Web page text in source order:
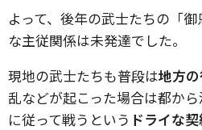
よって、後年の武士たちの「
な主従関係は未発達でした。
現地の武士たちも普段は地方
乱などが起こった場合は都か
に従って戦うという ドライな